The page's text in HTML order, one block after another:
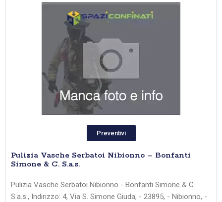
Preventivi
Pulizia Vasche Serbatoi Nibionno – Bonfanti
Simone & C. S.a.s.
Pulizia Vasche Serbatoi Nibionno - Bonfanti Simone & C.
S.a.s., Indirizzo: 4, Via S. Simone Giuda, - 23895, - Nibionno, -